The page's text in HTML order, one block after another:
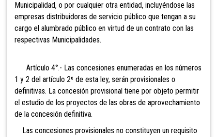
Municipalidad, o por cualquier otra entidad, incluyéndose las
empresas distribuidoras de servicio público que tengan a su
cargo el alumbrado público en virtud de un contrato con las
respectivas Municipalidades.
Artículo 4°.- Las concesiones enumeradas en los números
1 y 2 del artículo 2º de esta ley, serán provisionales o
definitivas. La concesión provisional tiene por objeto permitir
el estudio de los proyectos de las obras de aprovechamiento
de la concesión definitiva.
Las concesiones provisionales no constituyen un requisito